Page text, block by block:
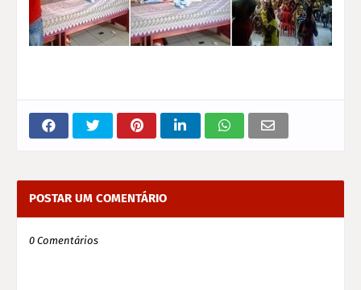
POSTAR UM COMENTÁRIO
0 Comentários